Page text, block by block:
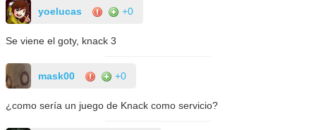
yoelucas +0
Se viene el goty, knack 3
mask00 +0
¿como sería un juego de Knack como servicio?